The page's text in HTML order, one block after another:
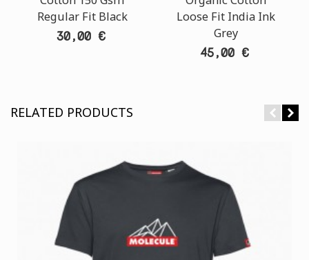
Regular Fit Black
30,00 €
Loose Fit India Ink
Grey
45,00 €
RELATED PRODUCTS